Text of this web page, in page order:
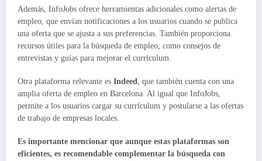
Además, InfoJobs ofrece herramientas adicionales como alertas de
empleo, que envían notificaciones a los usuarios cuando se publica
una oferta que se ajusta a sus preferencias. También proporciona
recursos útiles para la búsqueda de empleo, como consejos de
entrevistas y guías para mejorar el currículum.
Otra plataforma relevante es Indeed, que también cuenta con una
amplia oferta de empleo en Barcelona. Al igual que InfoJobs,
permite a los usuarios cargar su currículum y postularse a las ofertas
de trabajo de empresas locales.
Es importante mencionar que aunque estas plataformas son
eficientes, es recomendable complementar la búsqueda con